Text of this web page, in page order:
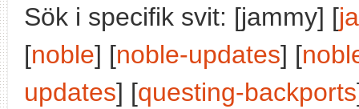
Sök i specifik svit: [jammy] [
[noble] [noble-updates] [
updates] [questing-backports